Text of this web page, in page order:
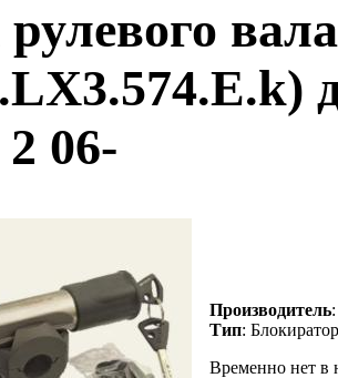
06-
Производитель
Тип:
Временно нет в